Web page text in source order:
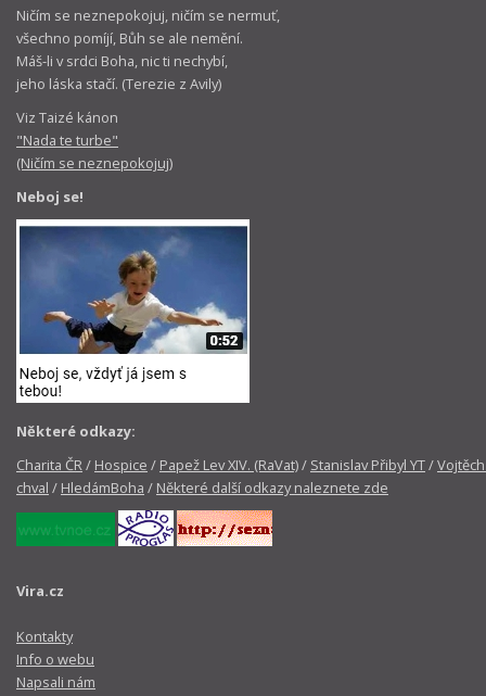
Ničím se neznepokojuj, ničím se nermuť,
všechno pomíjí, Bůh se ale nemění.
Máš-li v srdci Boha, nic ti nechybí,
jeho láska stačí. (Terezie z Avily)
Viz Taizé kánon
"Nada te turbe"
(Ničím se neznepokojuj)
Neboj se!
Některé odkazy:
Charita ČR/ Hospice / Papež Lev XIV. (RaVat)/ Stanislav Přibyl YT/
chval / HledámBoha / Některé další odkazy naleznete zde
Vira.cz
Kontakty
Info o webu
Napsali nám